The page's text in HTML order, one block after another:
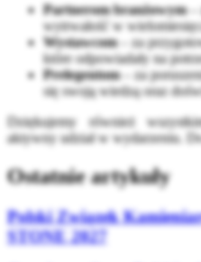
Partnerom branżowym–
wytrwałość w
Wystawcom– za
które odpowiadały na
Prelegentom– za
się swoją wiedzą oraz
Dziękujemy również
aktywny udział w wydarzeniu.
Ostatnie artykuły
Polski Związek
STONE 2027